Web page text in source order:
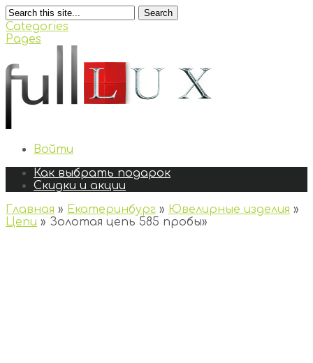
Search
Categories
Pages
Войти
Как выбрать подарок
Скидки и акции
Главная » Екатеринбург » Ювелирные изделия »
Цепи » Золотая цепь 585 пробы»